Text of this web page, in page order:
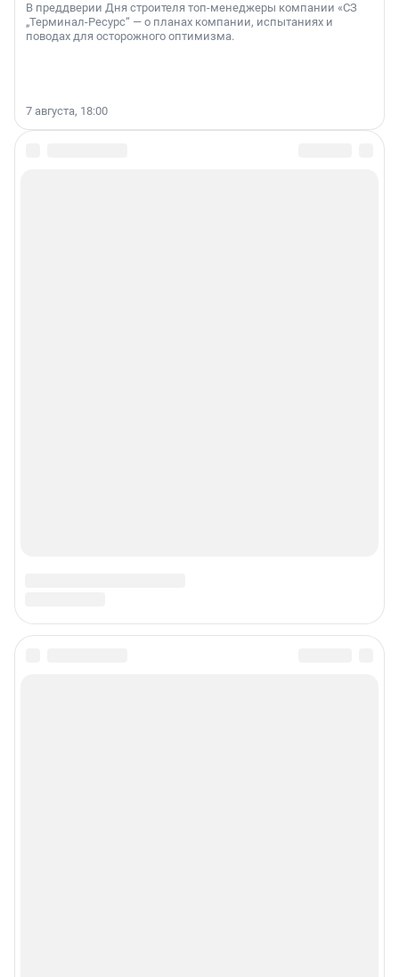
В преддверии Дня строителя топ-менеджеры компании «СЗ
„Терминал-Ресурс“ — о планах компании, испытаниях и
поводах для осторожного оптимизма.
7 августа, 18:00